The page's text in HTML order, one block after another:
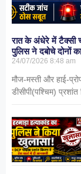
रात के अंधेरे में
पुलिस ने दबोचे दोनों
24/07/2026 8:48 am
मौज-मस्ती और हाई-
डीसीपी(पश्चिम)